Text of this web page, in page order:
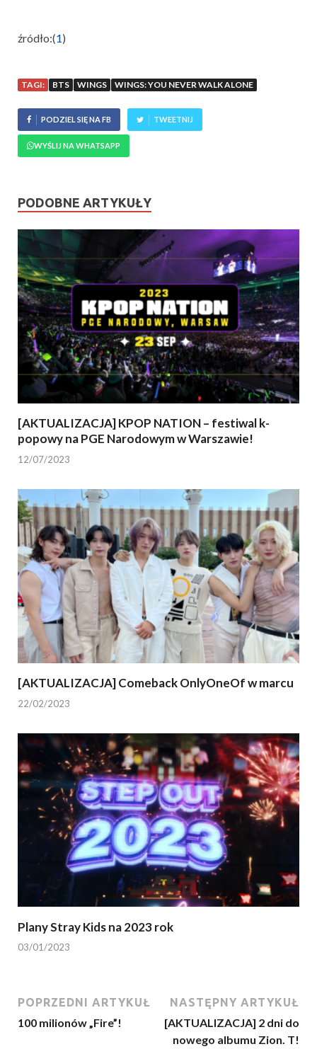
źródło:(1)
TAGI: BTS WINGS WINGS: YOU NEVER WALK ALONE
PODZIEL SIĘ NA FB TWEETNIJ
WYŚLIJ NA WHATSAPP
PODOBNE ARTYKUŁY
[AKTUALIZACJA] KPOP NATION – festiwal k-
popowy na PGE Narodowym w Warszawie!
12/07/2023
[AKTUALIZACJA] Comeback OnlyOneOf w marcu
22/02/2023
Plany Stray Kids na 2023 rok
03/01/2023
POPRZEDNI ARTYKUŁ
100 milionów „Fire”!
NASTĘPNY ARTYKUŁ
[AKTUALIZACJA] 2 dni do
nowego albumu Zion. T!